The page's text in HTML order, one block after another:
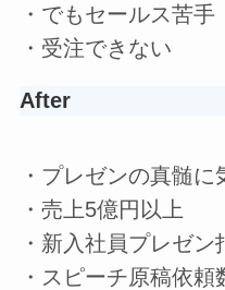
・でもセールス苦手
・受注できない
After
・プレゼンの真髄
・売上5億円以上
・新入社員プレゼン
・スピーチ原稿依頼